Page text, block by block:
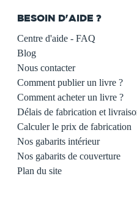
BESOIN D'AIDE ?
Centre d'aide - FAQ
Blog
Nous contacter
Comment publier un livre ?
Comment acheter un livre ?
Délais de fabrication et
Calculer le prix de fabrication
Nos gabarits intérieur
Nos gabarits de couverture
Plan du site